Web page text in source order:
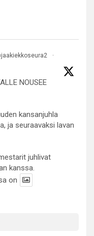
·
NOUSEE
kansanjuhla
ja seuraavaksi lavan
juhlivat
kanssa.
on